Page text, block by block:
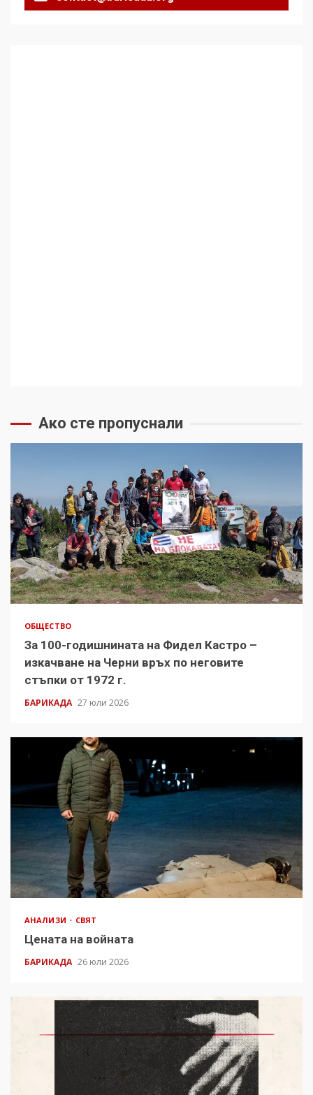
Ако сте пропуснали
ОБЩЕСТВО
За 100-годишнината на Фидел Кастро –
изкачване на Черни връх по неговите
стъпки от 1972 г.
БАРИКАДА 27 юли 2026
АНАЛИЗИ СВЯТ
Цената на войната
БАРИКАДА 26 юли 2026